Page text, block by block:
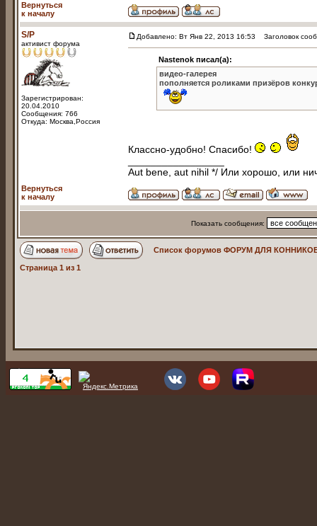
Вернуться
к началу
S/P
активист форума
Зарегистрирован:
20.04.2010
Сообщения: 766
Откуда: Москва,Россия
Добавлено: Вт Янв 22, 2013 16:53 Заголовок
Nastenok писал(а):
видео-галерея
пополняется роликами призёров
Классно-удобно! Спасибо!
Aut bene, aut nihil */ Или хорошо, или
Вернуться
к началу
Показать сообщения:
Список форумов ФОРУМ ДЛЯ КОННИКОВ
Страница 1 из 1